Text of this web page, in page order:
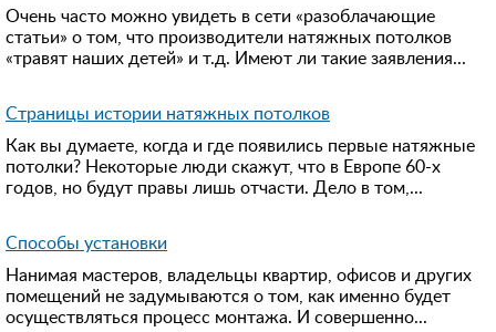
Очень часто можно увидеть в сети «разоблачающие
статьи» о том, что производители натяжных потолков
«травят наших детей» и т.д. Имеют ли такие заявления...
Страницы истории натяжных потолков
Как вы думаете, когда и где появились первые натяжные
потолки? Некоторые люди скажут, что в Европе 60-х
годов, но будут правы лишь отчасти. Дело в том,...
Способы установки
Нанимая мастеров, владельцы квартир, офисов и других
помещений не задумываются о том, как именно будет
осуществляться процесс монтажа. И совершенно...